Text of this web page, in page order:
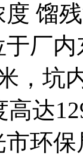
馏
厂
，坑
达
环